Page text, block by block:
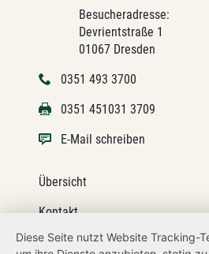
Besucheradresse:
Devrientstraße 1
01067 Dresden
0351 493 3700
0351 451031 3709
E-Mail schreiben
Übersicht
Kontakt
Impressum
Diese Seite nutzt Website Tracking-